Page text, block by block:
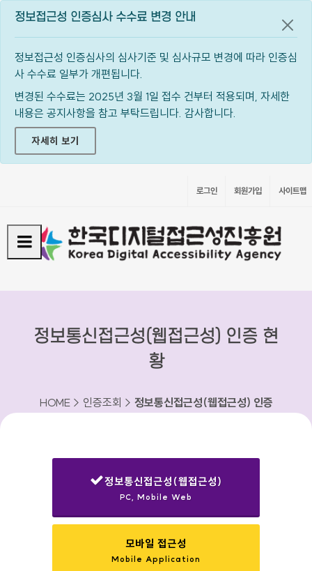
정보접근성 인증심사 수수료 변경 안내
정보접근성 인증심사의 심사기준 및 심사규모 변경에 따라 인증심
사 수수료 일부가 개편됩니다.
변경된 수수료는 2025년 3월 1일 접수 건부터 적용되며, 자세한
내용은 공지사항을 참고 부탁드립니다. 감사합니다.
자세히 보기
공지
로그인 회원가입 사이트맵
정보통신접근성(웹접근성) 인증 현
황
HOME > 인증조회 > 정보통신접근성(웹접근성) 인증
정보통신접근성(웹접근성)
PC, Mobile Web
모바일 접근성
Mobile Application